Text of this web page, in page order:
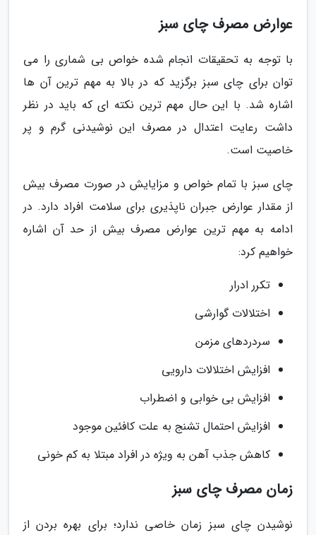
عوارض مصرف چای سبز
با توجه به تحقیقات انجام شده خواص بی شماری را می
توان برای چای سبز برگزید که در بالا به مهم ترین آن ها
اشاره شد. با این حال مهم ترین نکته ای که باید در نظر
داشت رعایت اعتدال در مصرف این نوشیدنی گرم و پر
خاصیت است.
چای سبز با تمام خواص و مزایایش در صورت مصرف بیش
از مقدار عوارض جبران ناپذیری برای سلامت افراد دارد. در
ادامه به مهم ترین عوارض مصرف بیش از حد آن اشاره
خواهیم کرد:
تکرر ادرار
اختلالات گوارشی
سردردهای مزمن
افزایش اختلالات دارویی
افزایش بی خوابی و اضطراب
افزایش احتمال تشنج به علت کافئین موجود
کاهش جذب آهن به ویژه در افراد مبتلا به کم خونی
زمان مصرف چای سبز
نوشیدن چای سبز زمان خاصی ندارد؛ برای بهره بردن از